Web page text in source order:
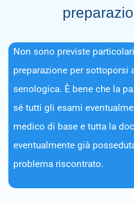
Non sono previste
preparazione per sottoporsi
senologica. È bene che la
sé tutti gli esami
medico di base e tutta la
eventualmente già
problema riscontrato.